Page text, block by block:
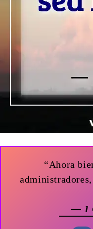
“Ahora
— 1